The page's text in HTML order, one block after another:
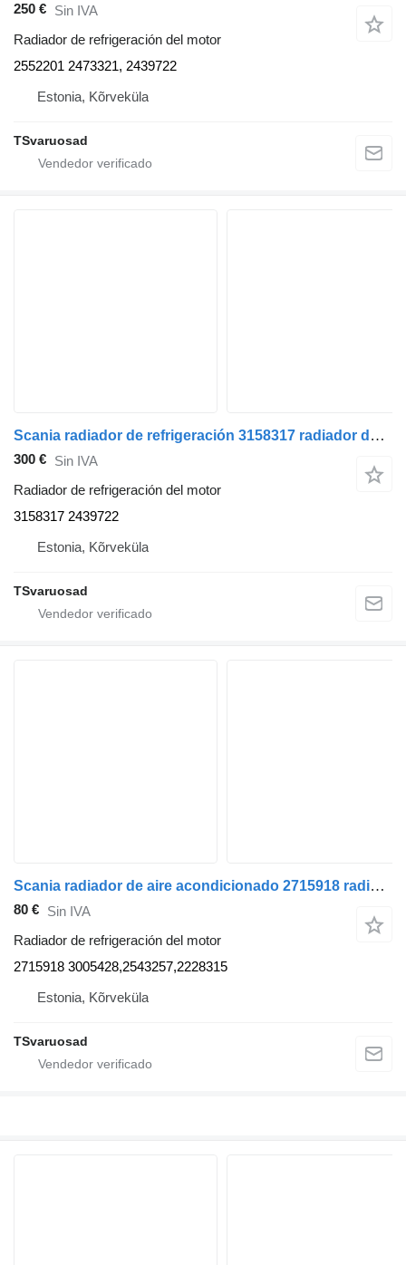
250 € Sin IVA
Radiador de refrigeración del motor
2552201 2473321, 2439722
Estonia, Kõrveküla
TSvaruosad
Scania radiador de refrigeración 3158317 radiador de refrigeración del motor para Scania R410 cabeza tractora
300 € Sin IVA
Radiador de refrigeración del motor
3158317 2439722
Estonia, Kõrveküla
TSvaruosad
Scania radiador de aire acondicionado 2715918 radiador de refrigeración del motor para Scania R410 cabeza tractora
80 € Sin IVA
Radiador de refrigeración del motor
2715918 3005428,2543257,2228315
Estonia, Kõrveküla
TSvaruosad